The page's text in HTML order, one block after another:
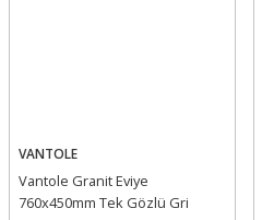
VANTOLE
Vantole Granit Eviye
760x450mm Tek Gözlü Gri